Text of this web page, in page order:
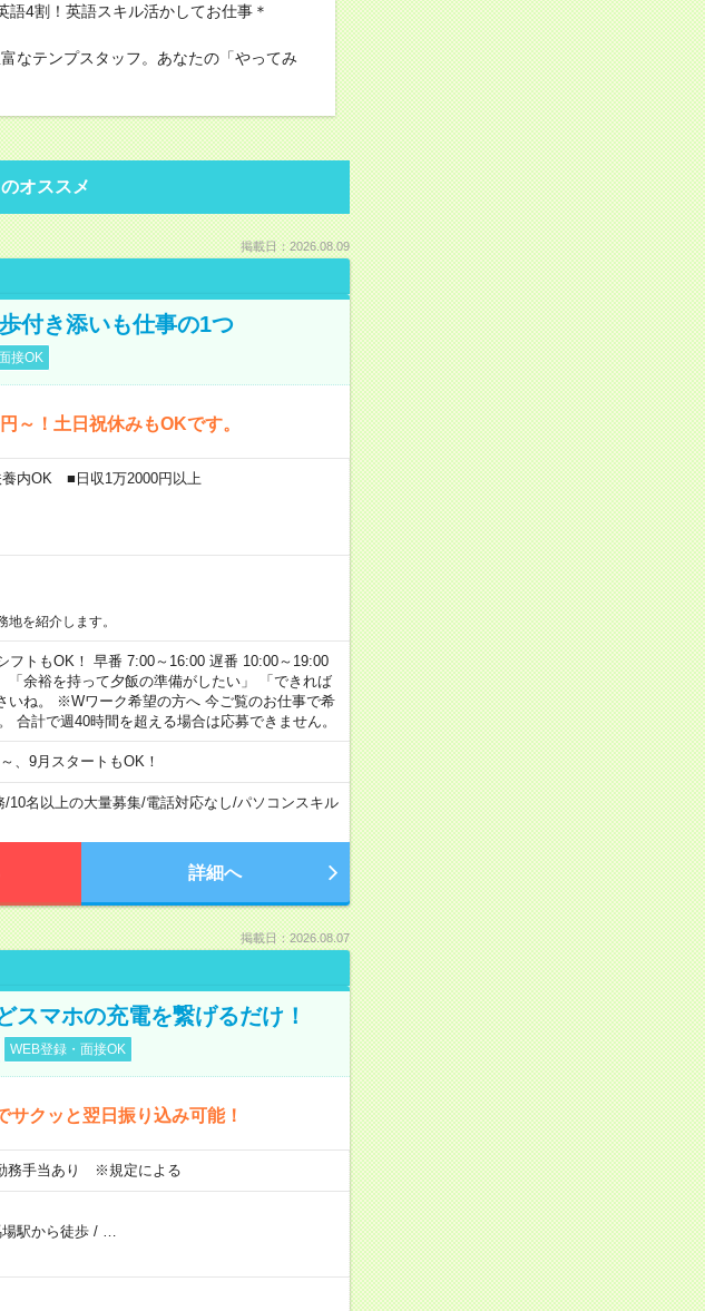
4割！英語スキル活かしてお仕事＊
なテンプスタッフ。あなたの「やってみ
オススメ
掲載日：2026.08.09
付き添いも仕事の1つ
接OK
！土日祝休みもOKです。
内OK ■日収1万2000円以上
を紹介します。
トもOK！ 早番 7:00～16:00 遅番 10:00～19:00
余裕を持って夕飯の準備がしたい」 「できれば
いね。 ※Wワーク希望の方へ 今ご覧のお仕事で希
合計で週40時間を超える場合は応募できません。
、9月スタートもOK！
/10名以上の大量募集/電話対応なし/パソコンスキル
詳細へ
掲載日：2026.08.07
スマホの充電を繋げるだけ！
WEB登録・面接OK
クッと翌日振り込み可能！
務手当あり ※規定による
駅から徒歩/